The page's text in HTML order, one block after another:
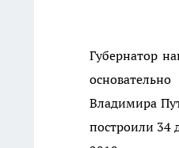
Губернатор
Владимира
построили 34